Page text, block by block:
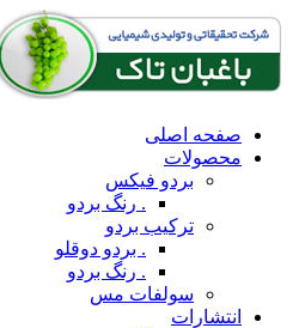
صفحه اصلی
محصولات
بردو فیکس
. رنگ بردو
ترکیب بردو
. بردو دوقلو
. رنگ بردو
سولفات مس
انتشارات